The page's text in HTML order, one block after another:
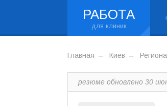
РАБОТА
Главная Киев
резюме обновлено 30